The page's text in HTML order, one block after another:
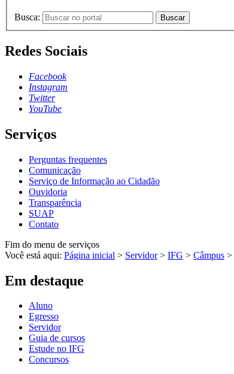
Busca: Buscar
Redes Sociais
Facebook
Instagram
Twitter
YouTube
Serviços
Perguntas frequentes
Comunicação
Serviço de Informação ao Cidadão
Ouvidoria
Transparência
SUAP
Contato
Fim do menu de serviços
Você está aqui: Página inicial > Servidor > IFG > Câmpus >
Em destaque
Aluno
Egresso
Servidor
Guia de cursos
Estude no IFG
Concursos